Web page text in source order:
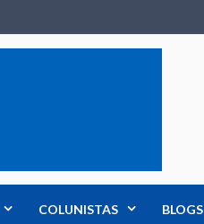
COLUNISTAS BLOGS